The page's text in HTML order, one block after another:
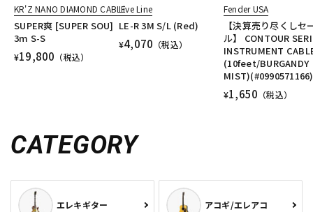
KR'Z NANO DIAMOND CABLE
SUPER爽 [SUPER SOU]
3m S-S
¥19,800 （税込）
Live Line
LE-R 3M S/L (Red)
¥4,070 （税込）
Fender USA
【決算売り尽くしセ
ル】 CONTOUR
INSTRUMENT
(10feet/BURGANDY
MIST)(#0990571166)
¥1,650 （税込）
CATEGORY
エレキギター アコギ/エレアコ